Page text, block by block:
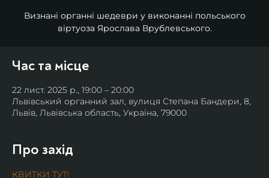
Визнані органні шедеври у виконанні польського
віртуоза Ярослава Врублевського.
Час та місце
22 лист. 2025 р., 19:00 – 20:00
Львівський органний зал, вулиця Степана Бандери, 8,
Львів, Львівська область, Україна, 79000
Про захід
КВИТКИ ТУТ!